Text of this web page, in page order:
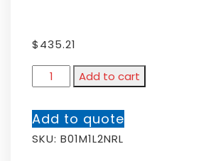
$435.21
Add to cart
Add to quote
SKU: B01M1L2NRL